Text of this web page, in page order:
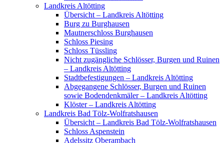
Landkreis Altötting
Übersicht – Landkreis Altötting
Burg zu Burghausen
Mautnerschloss Burghausen
Schloss Piesing
Schloss Tüssling
Nicht zugängliche Schlösser, Burgen und Ruinen
– Landkreis Altötting
Stadtbefestigungen – Landkreis Altötting
Abgegangene Schlösser, Burgen und Ruinen
sowie Bodendenkmäler – Landkreis Altötting
Klöster – Landkreis Altötting
Landkreis Bad Tölz-Wolfratshausen
Übersicht – Landkreis Bad Tölz-Wolfratshausen
Schloss Aspenstein
Adelssitz Oberambach